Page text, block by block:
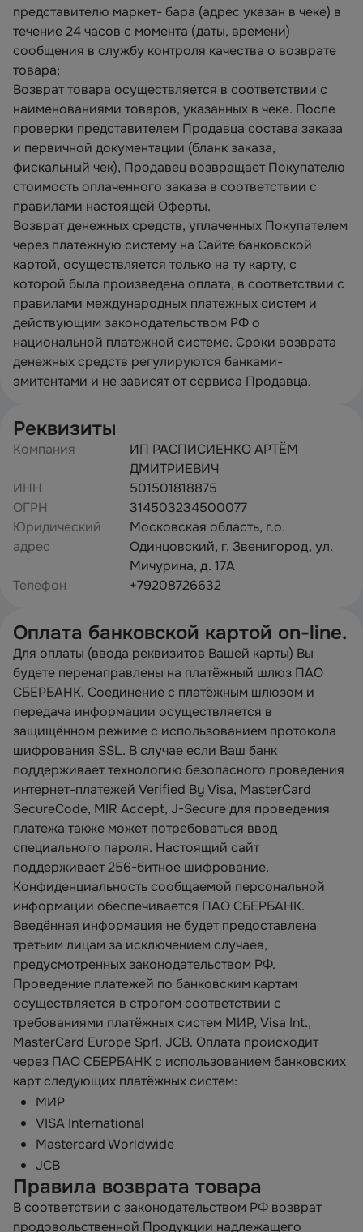
представителю маркет- бара (адрес указан в чеке) в
течение 24 часов с момента (даты, времени)
сообщения в службу контроля качества о возврате
товара;
Возврат товара осуществляется в соответствии с
наименованиями товаров, указанных в чеке. После
проверки представителем Продавца состава заказа
и первичной документации (бланк заказа,
фискальный чек), Продавец возвращает Покупателю
стоимость оплаченного заказа в соответствии с
правилами настоящей Оферты.
Возврат денежных средств, уплаченных Покупателем
через платежную систему на Сайте банковской
картой, осуществляется только на ту карту, с
которой была произведена оплата, в соответствии с
правилами международных платежных систем и
действующим законодательством РФ о
национальной платежной системе. Сроки возврата
денежных средств регулируются банками-
эмитентами и не зависят от сервиса Продавца.
Реквизиты
Компания
ИП РАСПИСИЕНКО АРТЁМ
ДМИТРИЕВИЧ
ИНН
501501818875
ОГРН
314503234500077
Юридический
адрес
Московская область, г.о.
Одинцовский, г. Звенигород, ул.
Мичурина, д. 17А
Телефон
+79208726632
Оплата банковской картой on-line.
Для оплаты (ввода реквизитов Вашей карты) Вы
будете перенаправлены на платёжный шлюз ПАО
СБЕРБАНК. Соединение с платёжным шлюзом и
передача информации осуществляется в
защищённом режиме с использованием протокола
шифрования SSL. В случае если Ваш банк
поддерживает технологию безопасного проведения
интернет-платежей Verified By Visa, MasterCard
SecureCode, MIR Accept, J-Secure для проведения
платежа также может потребоваться ввод
специального пароля. Настоящий сайт
поддерживает 256-битное шифрование.
Конфиденциальность сообщаемой персональной
информации обеспечивается ПАО СБЕРБАНК.
Введённая информация не будет предоставлена
третьим лицам за исключением случаев,
предусмотренных законодательством РФ.
Проведение платежей по банковским картам
осуществляется в строгом соответствии с
требованиями платёжных систем МИР, Visa Int.,
MasterCard Europe Sprl, JCB. Оплата происходит
через ПАО СБЕРБАНК с использованием банковских
карт следующих платёжных систем:
МИР
VISA International
Mastercard Worldwide
JCB
Правила возврата товара
В соответствии с законодательством РФ возврат
продовольственной Продукции надлежащего